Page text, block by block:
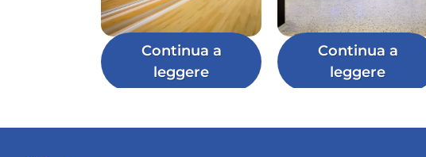
Continua a
leggere
Continua a
leggere